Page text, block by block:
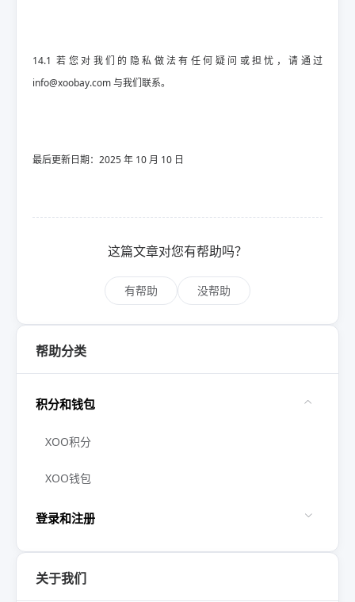
帮助分类
积分和钱包
XOO积分
XOO钱包
登录和注册
关于我们
14.1 若您对我们的隐私做法有任何疑问或担忧，请通过
info@xoobay.com与我们联系。
最后更新日期：2025 年 10 月 10 日
这篇文章对您有帮助吗？
有帮助 没帮助